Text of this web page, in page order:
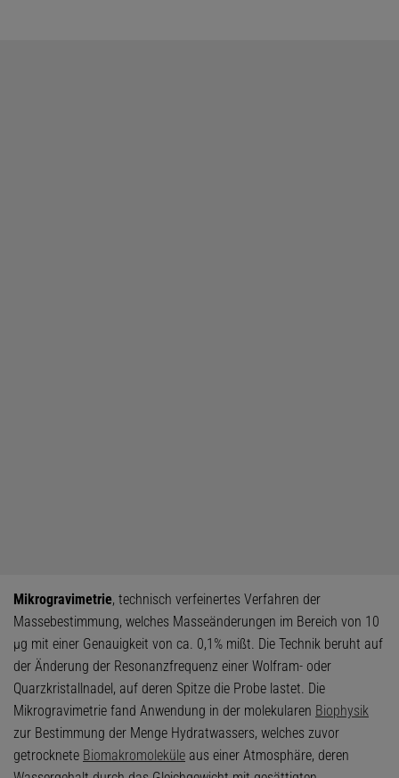
Mikrogravimetrie, technisch verfeinertes Verfahren der
Massebestimmung, welches Masseänderungen im Bereich von 10
μg mit einer Genauigkeit von ca. 0,1% mißt. Die Technik beruht auf
der Änderung der Resonanzfrequenz einer Wolfram- oder
Quarzkristallnadel, auf deren Spitze die Probe lastet. Die
Mikrogravimetrie fand Anwendung in der molekularen Biophysik
zur Bestimmung der Menge Hydratwassers, welches zuvor
getrocknete Biomakromoleküle aus einer Atmosphäre, deren